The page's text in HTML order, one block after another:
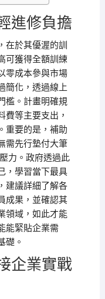
進修負擔
在於其優渥的訓
可獲得全額訓練
零成本參與市場
簡化，透過線上
檻。計畫明確規
費等主要支出，
重要的是，補助
需先行墊付大筆
力。政府透過此
，學習當下最具
建議詳細了解各
成果，並確認其
領域，如此才能
能緊貼企業需
礎。
企業實戰